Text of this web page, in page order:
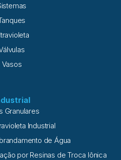
Vasos
Granulares
Industrial
de Água
por Resinas de Troca Iônica